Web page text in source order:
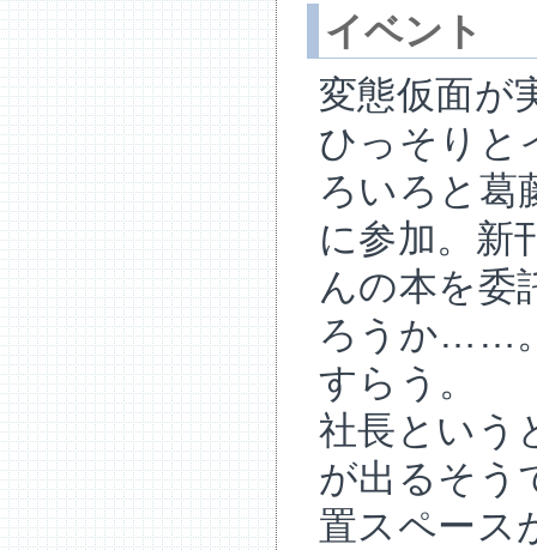
イベント
変態仮面が
ひっそりと
ろいろと葛
に参加。新
んの本を委
ろうか……
すらう。
社長という
が出るそう
置スペース